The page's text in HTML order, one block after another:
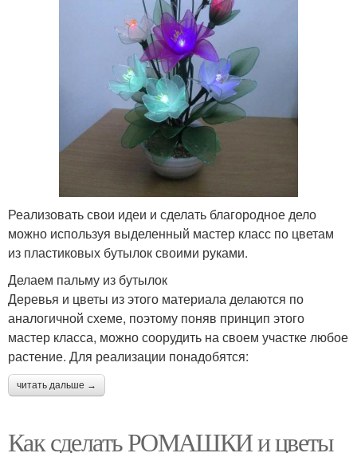
Реализовать свои идеи и сделать благородное дело
можно используя выделенный мастер класс по цветам
из пластиковых бутылок своими руками.
Делаем пальму из бутылок
Деревья и цветы из этого материала делаются по
аналогичной схеме, поэтому поняв принцип этого
мастер класса, можно соорудить на своем участке любое
растение. Для реализации понадобятся:
читать дальше →
Как сделать РОМАШКИ и цветы